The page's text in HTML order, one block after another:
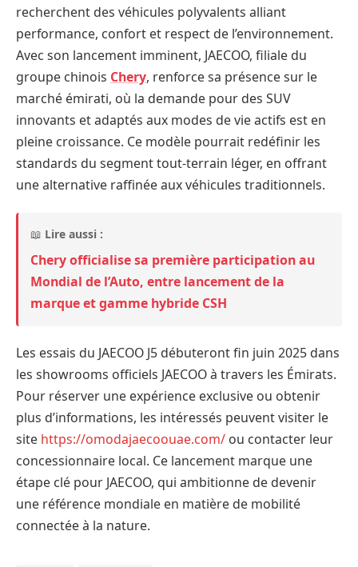
recherchent des véhicules polyvalents alliant
performance, confort et respect de l’environnement.
Avec son lancement imminent, JAECOO, filiale du
groupe chinois Chery, renforce sa présence sur le
marché émirati, où la demande pour des SUV
innovants et adaptés aux modes de vie actifs est en
pleine croissance. Ce modèle pourrait redéfinir les
standards du segment tout-terrain léger, en offrant
une alternative raffinée aux véhicules traditionnels.
📖 Lire aussi :
Chery officialise sa première participation au
Mondial de l’Auto, entre lancement de la
marque et gamme hybride CSH
Les essais du JAECOO J5 débuteront fin juin 2025 dans
les showrooms officiels JAECOO à travers les Émirats.
Pour réserver une expérience exclusive ou obtenir
plus d’informations, les intéressés peuvent visiter le
site https://omodajaecoouae.com/ ou contacter leur
concessionnaire local. Ce lancement marque une
étape clé pour JAECOO, qui ambitionne de devenir
une référence mondiale en matière de mobilité
connectée à la nature.